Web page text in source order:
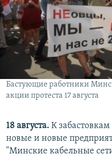
Бастующие работники
акции протеста 17 августа
18 августа. К
новые и новые
"Минские кабельные